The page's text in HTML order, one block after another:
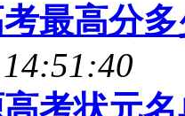
最高分
考状元